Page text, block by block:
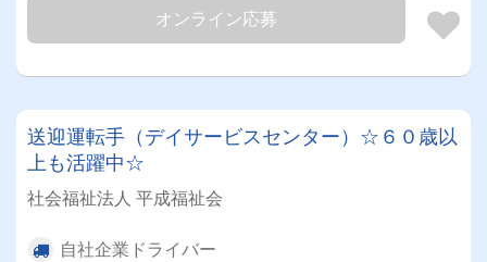
オンライン応募
送迎運転手（デイサービスセンター）☆６０歳以
上も活躍中☆
社会福祉法人 平成福祉会
自社企業ドライバー